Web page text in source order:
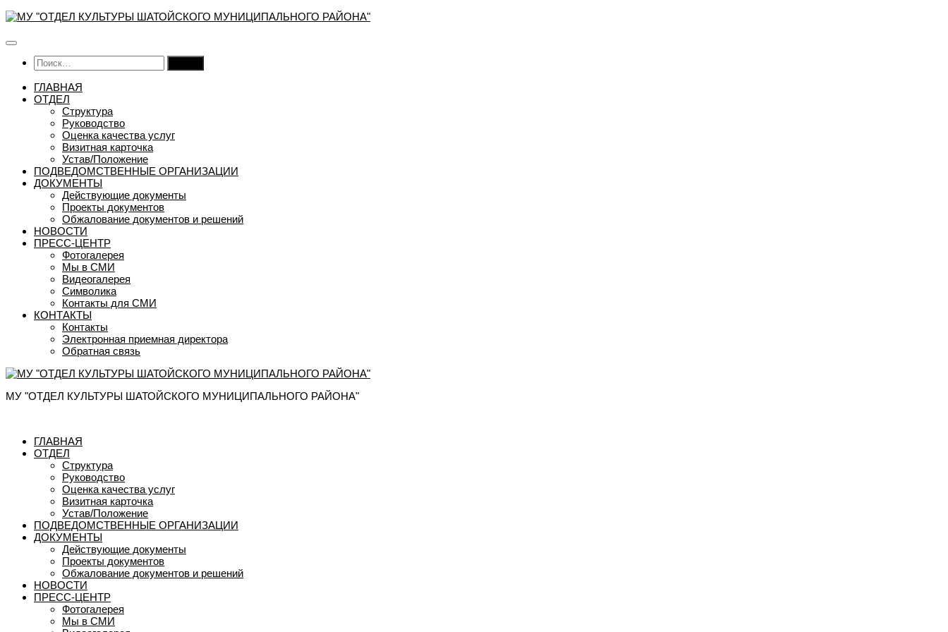
Перейти
содержимому
Найти:
ГЛАВНАЯ
ОТДЕЛ
Структура
Руководство
Оценка качества услуг
Визитная карточка
Устав/Положение
ПОДВЕДОМСТВЕННЫЕ ОРГАНИЗАЦИИ
ДОКУМЕНТЫ
Действующие документы
Проекты документов
Обжалование документов и решений
НОВОСТИ
ПРЕСС-ЦЕНТР
Фотогалерея
Мы в СМИ
Видеогалерея
Символика
Контакты для СМИ
КОНТАКТЫ
Контакты
Электронная приемная директора
Обратная связь
МУ "ОТДЕЛ КУЛЬТУРЫ ШАТОЙСКОГО МУНИЦИПАЛЬНОГО РАЙОНА"
ГЛАВНАЯ
ОТДЕЛ
Структура
Руководство
Оценка качества услуг
Визитная карточка
Устав/Положение
ПОДВЕДОМСТВЕННЫЕ ОРГАНИЗАЦИИ
ДОКУМЕНТЫ
Действующие документы
Проекты документов
Обжалование документов и решений
НОВОСТИ
ПРЕСС-ЦЕНТР
Фотогалерея
Мы в СМИ